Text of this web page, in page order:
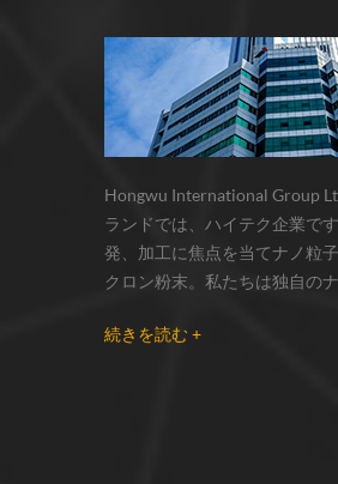
Hongwu International Group
ランドでは、ハイテク企業で
発、加工に焦点を当てナノ粒
クロン粉末。私たちは独自の
省にあり、主に 銀ナノ粒子 、
続きを読む +